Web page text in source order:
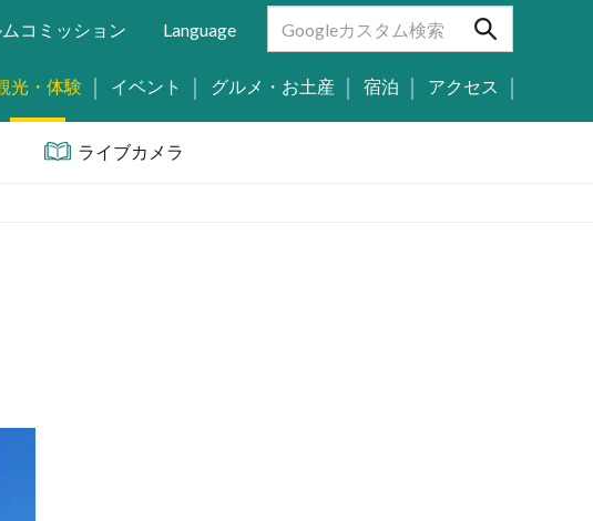
コミッション Language
光・体験 イベント グルメ・お土産 宿泊 アクセス
ライブカメラ